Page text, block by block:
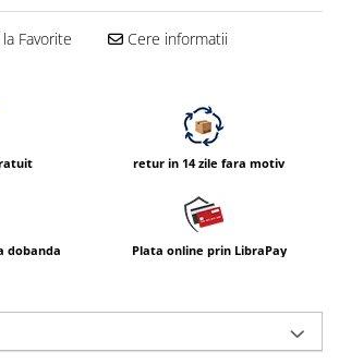
Favorite Cere informatii
retur in 14 zile fara motiv
dobanda Plata online prin LibraPay